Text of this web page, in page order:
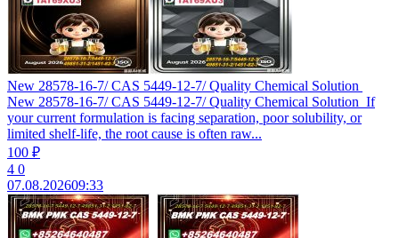
New 28578-16-7/ CAS 5449-12-7/ Quality Chemical Solution
New 28578-16-7/ CAS 5449-12-7/ Quality Chemical Solution If
your current formulation is facing separation, poor solubility, or
limited shelf-life, the root cause is often raw...
100 ₽
4 0
07.08.202609:33